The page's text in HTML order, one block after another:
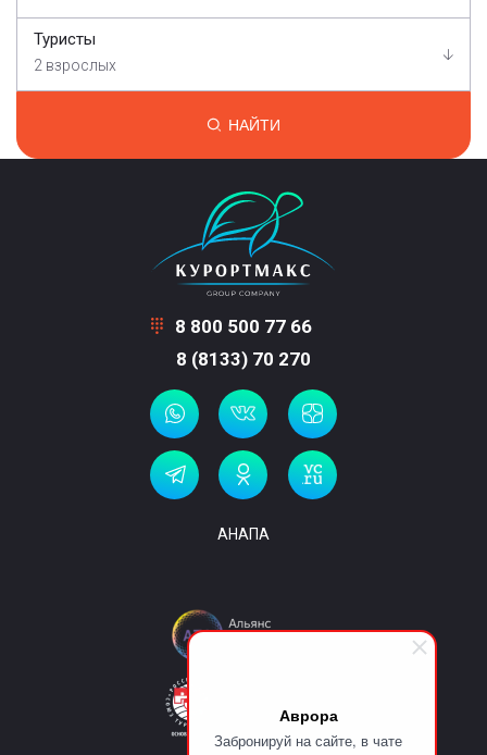
Аврора
Забронируй на сайте, в чате
Туристы
2 взрослых
НАЙТИ
8 800 500 77 66
8 (8133) 70 270
АНАПА